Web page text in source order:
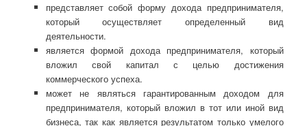
представляет собой форму дохода предпринимателя,
который осуществляет определенный вид
деятельности.
является формой дохода предпринимателя, который
вложил свой капитал с целью достижения
коммерческого успеха.
может не являться гарантированным доходом для
предпринимателя, который вложил в тот или иной вид
бизнеса, так как является результатом только умелого